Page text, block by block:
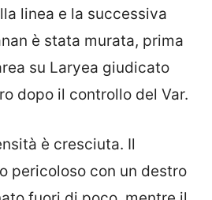
linea e la successiva
è stata murata, prima
su Laryea giudicato
dopo il controllo del Var.
è cresciuta. Il
pericoloso con un destro